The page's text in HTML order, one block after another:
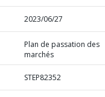
2023/06/27
Plan de passation des
marchés
STEP82352